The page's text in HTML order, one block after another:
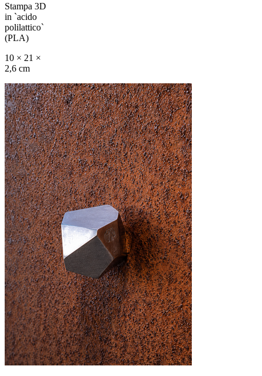
Stampa 3D
in `acido
polilattico`
(PLA)
10 × 21 ×
2,6 cm